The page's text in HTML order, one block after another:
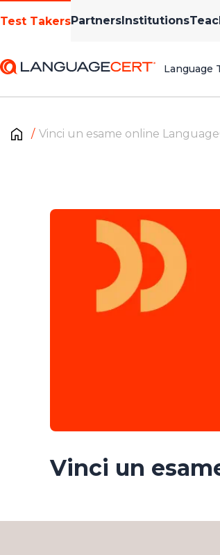
Test TakersPartnersInstitutions
Language
Vinci un esame online
Vinci un